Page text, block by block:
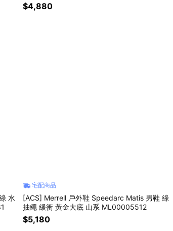
$4,880
水
宅配商品
[ACS] Merrell 戶外鞋 Speedarc Matis 男鞋 綠
抽繩 緩衝 黃金大底 山系 ML00005512
$5,180